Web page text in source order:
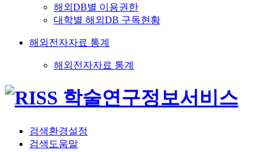
해외DB별 이용권한
대학별 해외DB 구독현황
해외전자자료 통계
해외전자자료 통계
검색환경설정
검색도움말